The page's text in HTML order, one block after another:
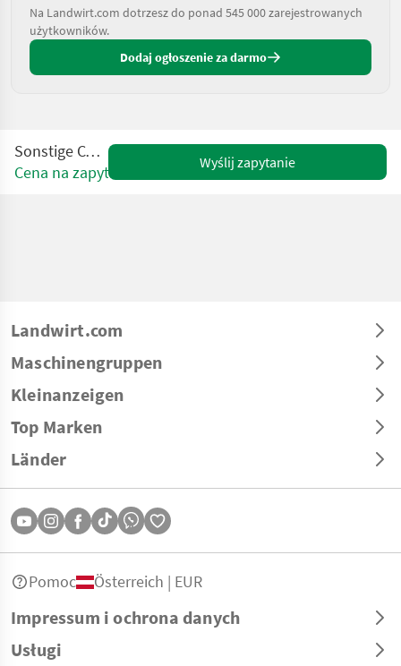
Na Landwirt.com dotrzesz do ponad 545 000 zarejestrowanych
użytkowników.
Dodaj ogłoszenie za darmo
Sonstige CCPN-150
Cena na zapytanie
Wyślij zapytanie
Landwirt.com
Maschinengruppen
Kleinanzeigen
Top Marken
Länder
Impressum i ochrona danych
Usługi
Pomoc Österreich | EUR